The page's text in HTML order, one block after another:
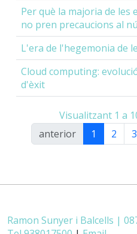
Per què la majoria de les
no pren precaucions al
L'era de l'hegemonia de
Cloud computing:
d'èxit
Visualitzant 1 a
anterior
1 2 3
Ramon Sunyer i Balcells |